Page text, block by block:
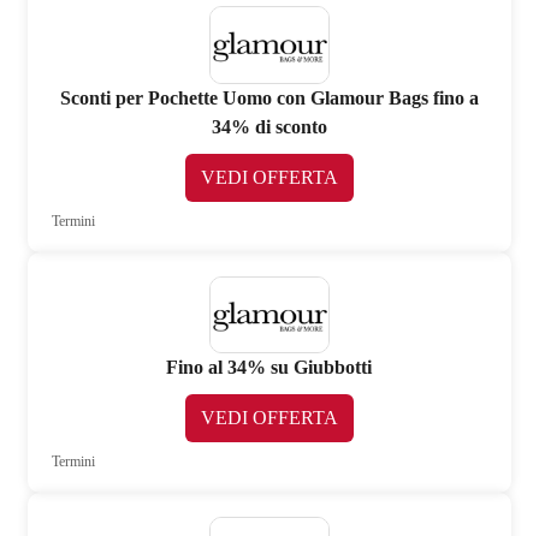
Sconti per Pochette Uomo con Glamour Bags fino a
34% di sconto
VEDI OFFERTA
Termini
Fino al 34% su Giubbotti
VEDI OFFERTA
Termini